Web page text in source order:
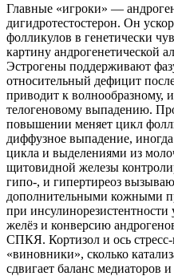
Главные «игроки» —
дигидротестостерон. Он
фолликулов в генетически
картину андрогенетической
Эстрогены поддерживают
относительный дефицит
приводит к волнообразному,
телогеновому выпадению.
повышении меняет цикл
диффузное выпадение,
цикла и выделениями из
щитовидной железы
гипо-, и гипертиреоз
дополнительными кожными
при
желёз и конверсию
СПКЯ. Кортизол и ось
«виновники», сколько
сдвигает баланс медиаторов